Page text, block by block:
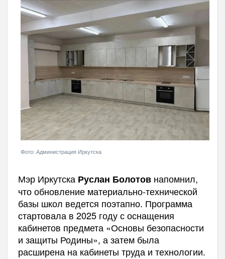
Фото: Администрация Иркутска
Мэр Иркутска Руслан Болотовнапомнил,
что обновление материально-технической
базы школ ведется поэтапно. Программа
стартовала в 2025 году с оснащения
кабинетов предмета «Основы безопасности
и защиты Родины», а затем была
расширена на кабинеты труда и технологии.